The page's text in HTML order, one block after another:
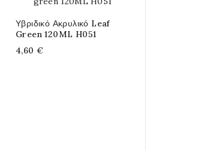
Υβριδικό Ακρυλικό Leaf
Green 120ML H051
4,60 €